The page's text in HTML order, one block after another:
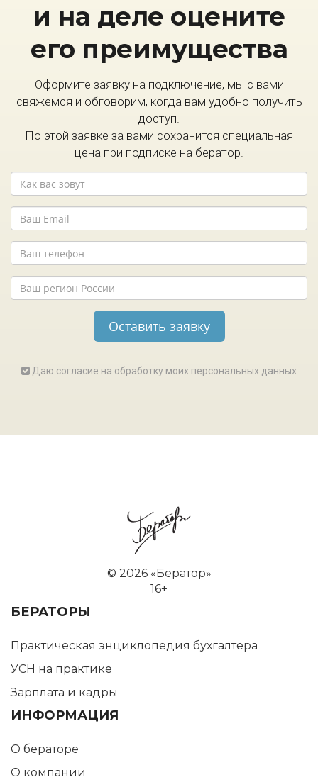
и на деле оцените
его преимущества
Оформите заявку на подключение, мы с вами
свяжемся и обговорим, когда вам удобно получить
доступ.
По этой заявке за вами сохранится специальная
цена при подписке на бератор.
Даю согласие на обработку моих персональных данных
© 2026 «Бератор»
16+
БЕРАТОРЫ
Практическая энциклопедия бухгалтера
УСН на практике
Зарплата и кадры
ИНФОРМАЦИЯ
О бераторе
О компании